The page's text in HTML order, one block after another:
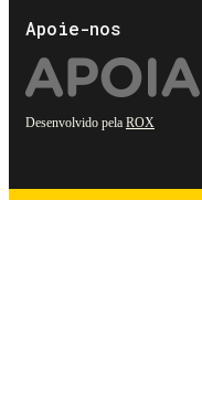
Apoie-nos
Desenvolvido pela ROX